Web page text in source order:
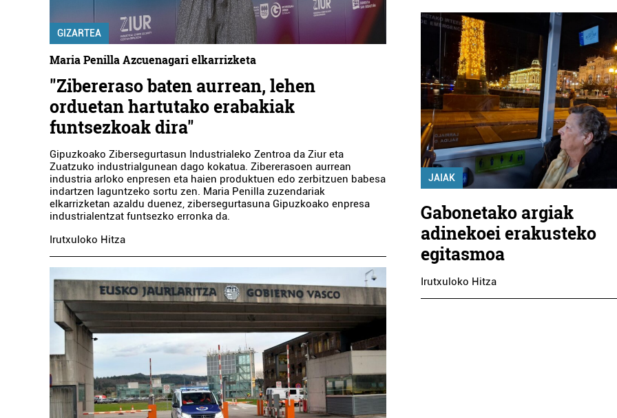
GIZARTEA
Maria Penilla Azcuenagari elkarrizketa
"Zibereraso baten aurrean, lehen
orduetan hartutako erabakiak
funtsezkoak dira"
Gipuzkoako Zibersegurtasun Industrialeko Zentroa da Ziur eta
Zuatzuko industrialgunean dago kokatua. Zibererasoen aurrean
industria arloko enpresen eta haien produktuen edo zerbitzuen babesa
indartzen laguntzeko sortu zen. Maria Penilla zuzendariak
elkarrizketan azaldu duenez, zibersegurtasuna Gipuzkoako enpresa
industrialentzat funtsezko erronka da.
Irutxuloko Hitza
JAIAK
Gabonetako argiak
adinekoei erakusteko
egitasmoa
Irutxuloko Hitza